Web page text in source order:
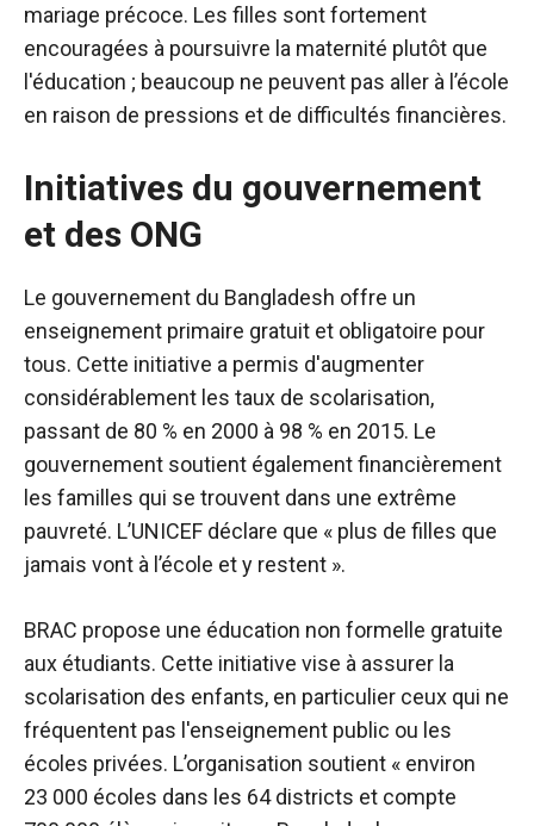
mariage précoce. Les filles sont fortement
encouragées à poursuivre la maternité plutôt que
l'éducation ; beaucoup ne peuvent pas aller à l’école
en raison de pressions et de difficultés financières.
Initiatives du gouvernement
et des ONG
Le gouvernement du Bangladesh offre un
enseignement primaire gratuit et obligatoire pour
tous. Cette initiative a permis d'augmenter
considérablement les taux de scolarisation,
passant de 80 % en 2000 à 98 % en 2015. Le
gouvernement soutient également financièrement
les familles qui se trouvent dans une extrême
pauvreté. L’UNICEF déclare que « plus de filles que
jamais vont à l’école et y restent ».
BRAC propose une éducation non formelle gratuite
aux étudiants. Cette initiative vise à assurer la
scolarisation des enfants, en particulier ceux qui ne
fréquentent pas l'enseignement public ou les
écoles privées. L’organisation soutient « environ
23 000 écoles dans les 64 districts et compte